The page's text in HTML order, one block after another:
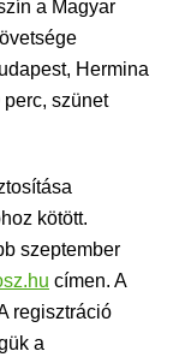
a Magyar
Hermina
szünet
kötött.
szeptember
címen. A
regisztráció
a